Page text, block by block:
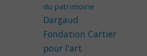
du patrimoine
Dargaud
Fondation Cartier
pour l'art